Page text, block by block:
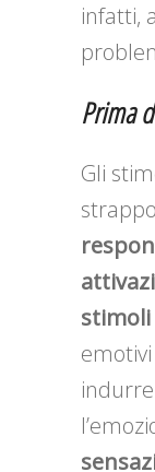
infatti,
Prima
Gli